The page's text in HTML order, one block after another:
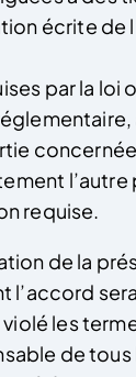
écrite de
par la loi
l’autre
requise.
de la
l’accord
les
de tous